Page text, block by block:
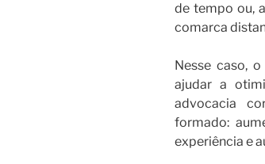
de tempo ou,
comarca
Nesse caso, o
ajudar a
advocacia
formado:
experiência e